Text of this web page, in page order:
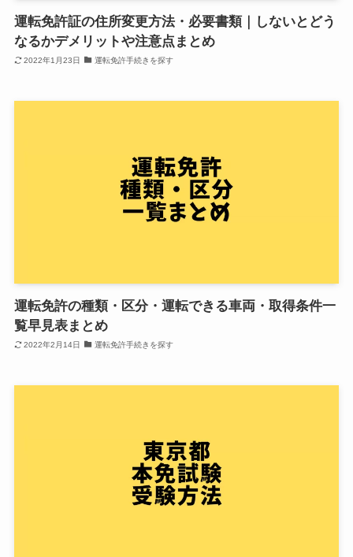
運転免許証の住所変更方法・必要書類｜しないとどう
なるかデメリットや注意点まとめ
2022年1月23日 運転免許手続きを探す
運転免許の種類・区分・運転できる車両・取得条件一
覧早見表まとめ
2022年2月14日 運転免許手続きを探す